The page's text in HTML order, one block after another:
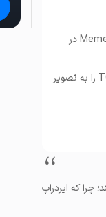
MemeFi در چندین صرافی متمرکز سطح بالا فهرست می‌شود. اخبار مربوط به این موضوع و برترین حامیان MemeFi در
قبل از آن، فصل MemeFi Extreme Heat ادامه خواهد یافت، با تعداد زیادی ویژگی که نمای بازی پس از TGE را به تصویر
چرا که ایردراپ